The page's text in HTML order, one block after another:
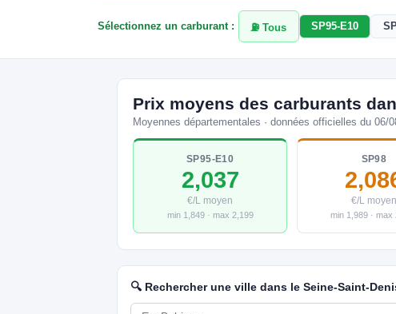
Sélectionnez un carburant : ⛽ Tous SP95-E10
Prix moyens des carburants
Moyennes départementales · données officielles du 06/
SP95-E10
2,037
€/L moyen
min 1,849 · max 2,199
SP98
€/L moyen
min 1,989 · max
🔍 Rechercher une ville dans le Seine-Saint-